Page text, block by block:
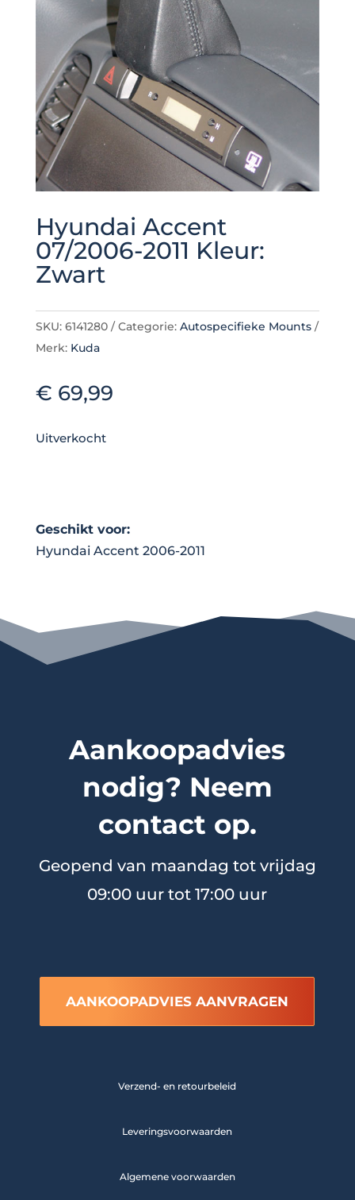
Hyundai Accent
07/2006-2011 Kleur:
Zwart
SKU: 6141280 Categorie: Autospecifieke Mounts
Merk: Kuda
€ 69,99
Uitverkocht
Geschikt voor:
Hyundai Accent 2006-2011
Aankoopadvies
nodig? Neem
contact op.
Geopend van maandag tot vrijdag
09:00 uur tot 17:00 uur
AANKOOPADVIES AANVRAGEN
Verzend- en retourbeleid
Leveringsvoorwaarden
Algemene voorwaarden